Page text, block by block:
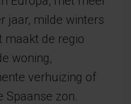
jaar, milde winters
maakt de regio
woning,
verhuizing of
Spaanse zon.